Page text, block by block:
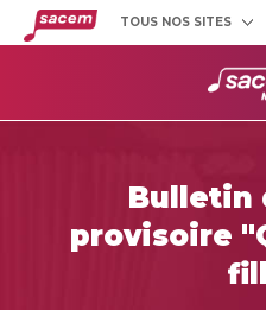
TOUS NOS SITES
Répertoire des œuvres
Bulletin
provisoire